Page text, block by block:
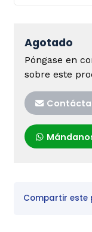
Agotado
Póngase en
sobre este
Compartir este